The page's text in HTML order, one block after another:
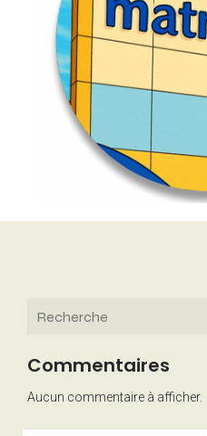
Commentaires
Aucun commentaire à afficher.